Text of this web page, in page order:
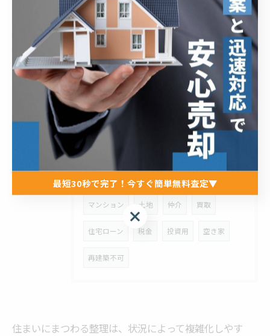
2026/04/04
野々市市本町1丁目にあるステキな中古戸建の販売が始まりました...
タグ
野々市市 不動産売却 戸建て
マンション 土地 仲介 買取
住宅ローン 税金 投資用 空き家
再建築不可
住まいにまつわる整理は、状況によって複雑化しやす
最短30秒で完了！今すぐ簡単無料査定▼
最短30秒で完了！今すぐ簡単無料査定▼